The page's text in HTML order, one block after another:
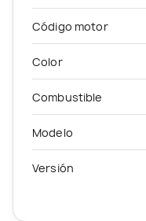
Código motor
Color
Combustible
Modelo
Versión